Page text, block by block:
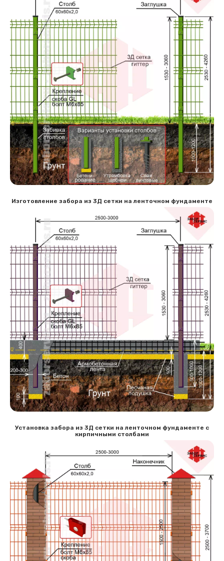
Изготовление забора из 3Д сетки на ленточном фундаменте
Установка забора из 3Д сетки на ленточном фундаменте с
кирпичными столбами